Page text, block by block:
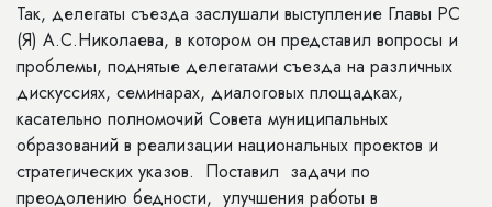
Так, делегаты съезда заслушали выступление Главы РС
(Я) А.С.Николаева, в котором он представил вопросы и
проблемы, поднятые делегатами съезда на различных
дискуссиях, семинарах, диалоговых площадках,
касательно полномочий Совета муниципальных
образований в реализации национальных проектов и
стратегических указов. Поставил задачи по
преодолению бедности, улучшения работы в